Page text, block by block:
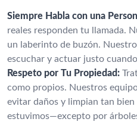
Siempre Habla con una
reales responden tu llamada.
un laberinto de buzón.
escuchar y actuar justo
Respeto por Tu Propiedad:
como propios. Nuestros
evitar daños y limpian tan bien
estuvimos—excepto por